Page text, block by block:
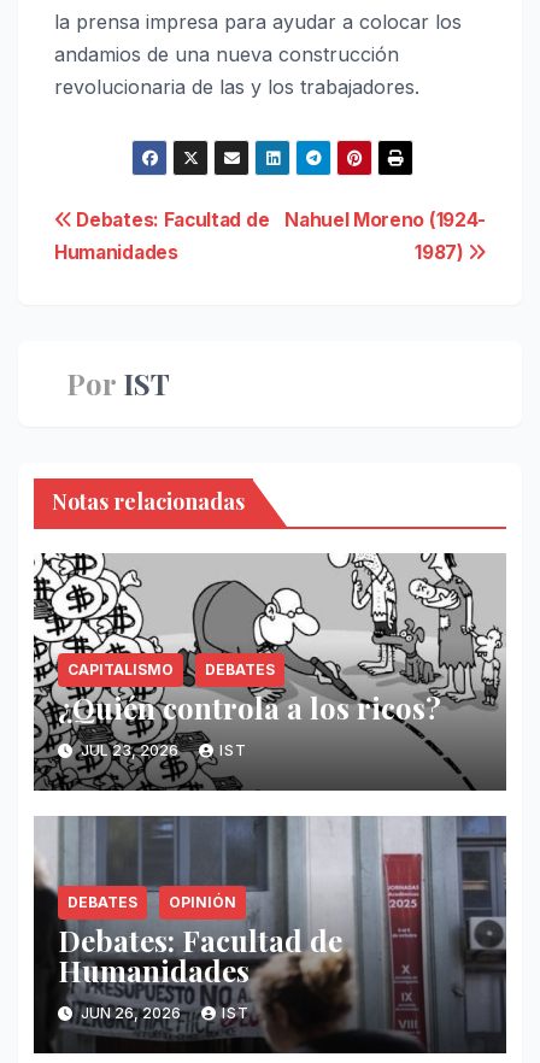
la prensa impresa para ayudar a colocar los
andamios de una nueva construcción
revolucionaria de las y los trabajadores.
Navegación
de
Nahuel Moreno (1924-
1987)
Debates: Facultad de
Humanidades
Por IST
Notas relacionadas
CAPITALISMO DEBATES
¿Quién controla a los ricos?
JUL 23, 2026 IST
DEBATES OPINIÓN
Debates: Facultad de
Humanidades
JUN 26, 2026 IST